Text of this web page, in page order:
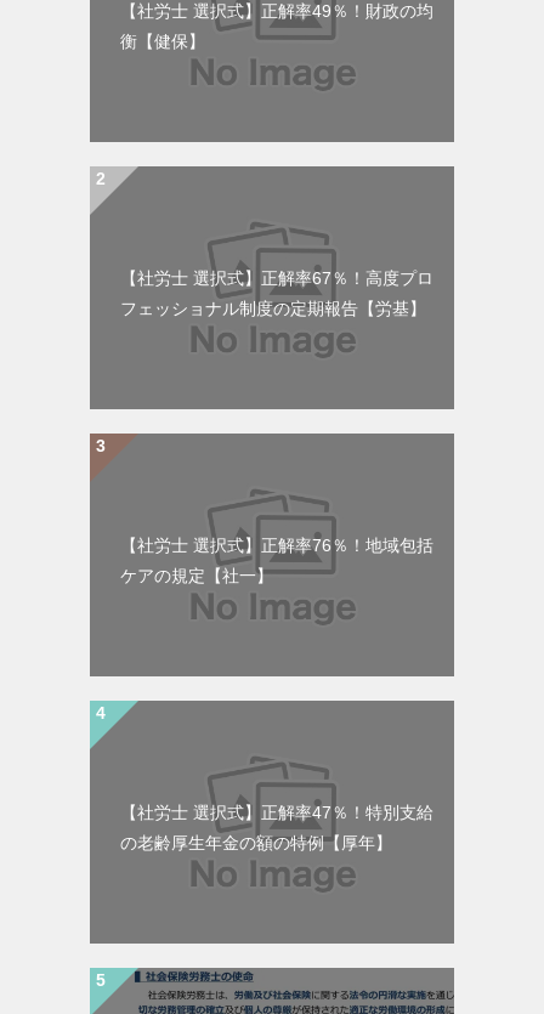
【社労士 選択式】正解率49％！財政の均
衡【健保】
【社労士 選択式】正解率67％！高度プロ
フェッショナル制度の定期報告【労基】
【社労士 選択式】正解率76％！地域包括
ケアの規定【社一】
【社労士 選択式】正解率47％！特別支給
の老齢厚生年金の額の特例【厚年】